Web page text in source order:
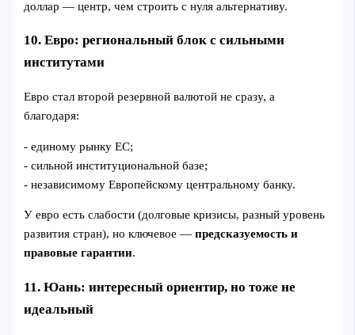
доллар — центр, чем строить с нуля альтернативу.
10. Евро: региональный блок с сильными
институтами
Евро стал второй резервной валютой не сразу, а
благодаря:
- единому рынку ЕС;
- сильной институциональной базе;
- независимому Европейскому центральному банку.
У евро есть слабости (долговые кризисы, разный уровень
развития стран), но ключевое —предсказуемость и
правовые гарантии.
11. Юань: интересный ориентир, но тоже не
идеальный